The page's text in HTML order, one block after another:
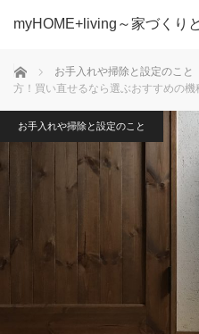
myHOME+living～家づくり
ホーム お手入れや掃除と設定のこと
方！買い直せるなら選ぶおすすめの機
お手入れや掃除と設定のこと